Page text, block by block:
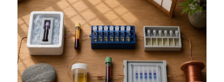
Afrikaans
Монгол
ພາສາລາວ
Basa Jawa
Cebuano